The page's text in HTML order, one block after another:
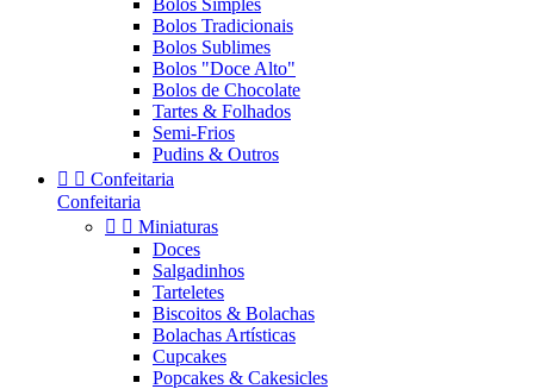
Bolos Simples
Bolos Tradicionais
Bolos Sublimes
Bolos "Doce Alto"
Bolos de Chocolate
Tartes & Folhados
Semi-Frios
Pudins & Outros
  Confeitaria
Confeitaria
  Miniaturas
Doces
Salgadinhos
Tarteletes
Biscoitos & Bolachas
Bolachas Artísticas
Cupcakes
Popcakes & Cakesicles